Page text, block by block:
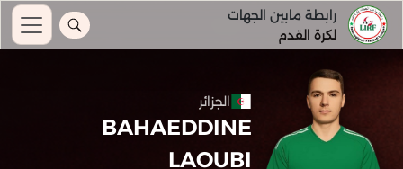
رابطة مابين الجهات
لكرة القدم
الجزائر
BAHAEDDINE
LAOUBI